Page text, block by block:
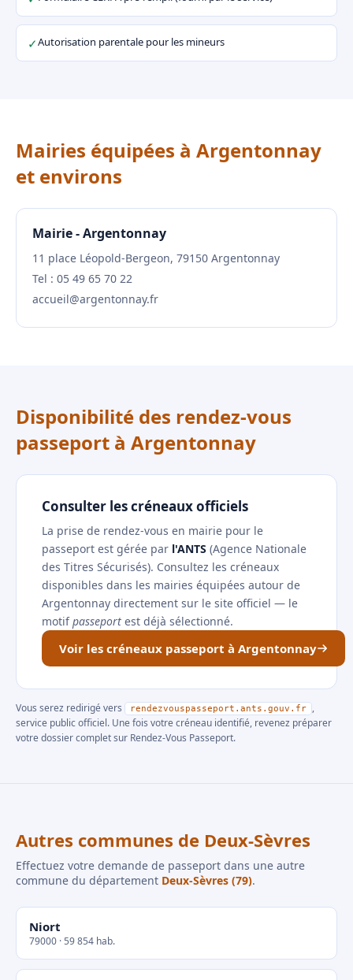
✓Autorisation parentale pour les mineurs
Mairies équipées à Argentonnay
et environs
Mairie - Argentonnay
11 place Léopold-Bergeon, 79150 Argentonnay
Tel : 05 49 65 70 22
accueil@argentonnay.fr
Disponibilité des rendez-vous
passeport à Argentonnay
Consulter les créneaux officiels
La prise de rendez-vous en mairie pour le
passeport est gérée par l'ANTS (Agence Nationale
des Titres Sécurisés). Consultez les créneaux
disponibles dans les mairies équipées autour de
Argentonnay directement sur le site officiel — le
motifpasseport est déjà sélectionné.
Voir les créneaux passeport à Argentonnay
Vous serez redirigé vers rendezvouspasseport.ants.gouv.fr
,
service public officiel. Une fois votre créneau identifié, revenez préparer
votre dossier complet sur Rendez-Vous Passeport.
Autres communes de Deux-Sèvres
Effectuez votre demande de passeport dans une autre
commune du département Deux-Sèvres (79).
Niort
79000 · 59 854 hab.